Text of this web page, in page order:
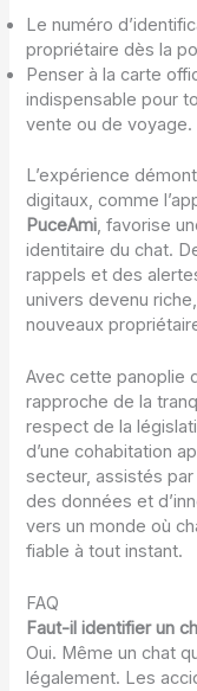
Le numéro
propriétaire dès la
Penser à la carte
indispensable pour
vente ou de voyage.
L’expérience
digitaux, comme
PuceAmi , favorise
identitaire du chat.
rappels et des
univers devenu
nouveaux
Avec cette panoplie
rapproche de la
respect de la
d’une cohabitation
secteur, assistés
des données et
vers un monde où
fiable à tout instant.
FAQ
Faut-il identifier un
Oui. Même un chat
légalement. Les